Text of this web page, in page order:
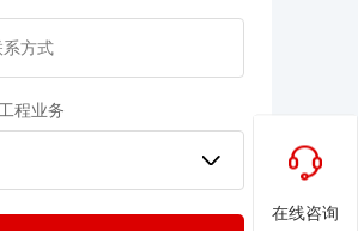
程业务
在线咨询